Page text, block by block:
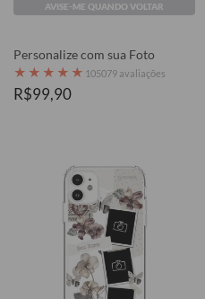
AVISE-ME QUANDO VOLTAR
Personalize com sua Foto
★ ★ ★ ★ ★ 105079 avaliações
R$99,90